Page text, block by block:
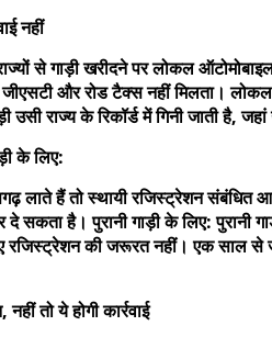
नहीं
से गाड़ी खरीदने पर लोकल
और रोड टैक्स नहीं मिलता। लोकल
उसी राज्य के रिकॉर्ड में गिनी जाती है,
के लिए:
लाते हैं तो स्थायी रजिस्ट्रेशन
सकता है। पुरानी गाड़ी के लिए: पुरानी
की जरूरत नहीं। एक साल से
तो ये होगी कार्रवाई